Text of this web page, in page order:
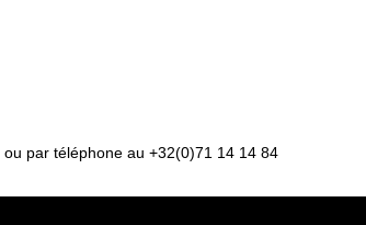
ou par téléphone au +32(0)71 14 14 84